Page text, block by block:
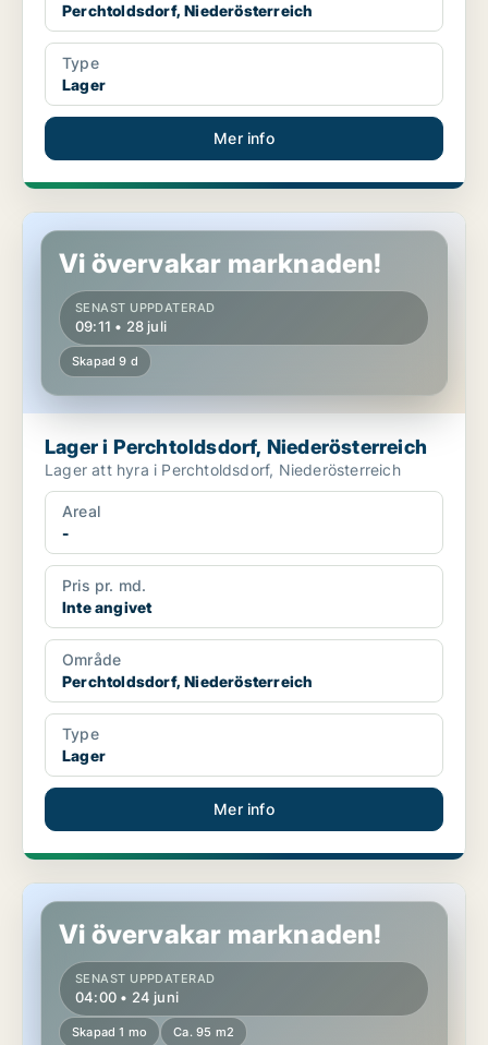
Perchtoldsdorf, Niederösterreich
Type
Lager
Mer info
Lager i Perchtoldsdorf, Niederösterreich
Vi övervakar marknaden!
SENAST UPPDATERAD
09:11 • 28 juli
Skapad 9 d
Lager i Perchtoldsdorf, Niederösterreich
Lager att hyra i Perchtoldsdorf, Niederösterreich
Areal
-
Pris pr. md.
Inte angivet
Område
Perchtoldsdorf, Niederösterreich
Type
Lager
Mer info
Lager i Perchtoldsdorf, Niederösterreich
Vi övervakar marknaden!
SENAST UPPDATERAD
04:00 • 24 juni
Skapad 1 mo Ca. 95 m2